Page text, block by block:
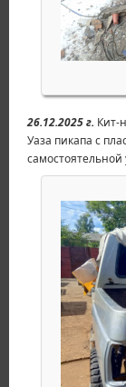
26.12.2025 г. Кит-
Уаза пикапа с
самостоятельной